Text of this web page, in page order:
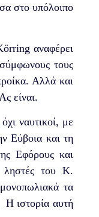
στο υπόλοιπο
örring αναφέρει
τους
Αλλά και
είναι.
ναυτικοί, με
Εύβοια και τη
Εφόρους και
ληστές του Κ.
τα
ιστορία αυτή